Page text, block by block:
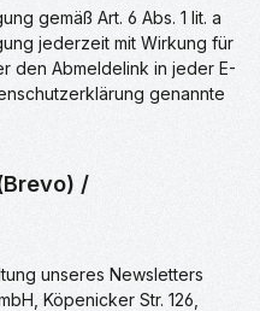
gemäß Art. 6 Abs. 1 lit. a
jederzeit mit Wirkung für
den Abmeldelink in jeder E-
genannte
/
unseres Newsletters
Köpenicker Str. 126,